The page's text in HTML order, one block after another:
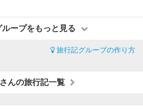
ープをもっと見る
旅行記グループの作り方
んの旅行記一覧